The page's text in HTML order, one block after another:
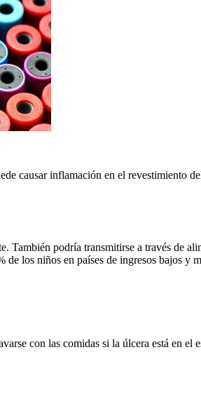
causar inflamación en el revestimiento
También podría transmitirse a través de
los niños en países de ingresos bajos y
con las comidas si la úlcera está en el